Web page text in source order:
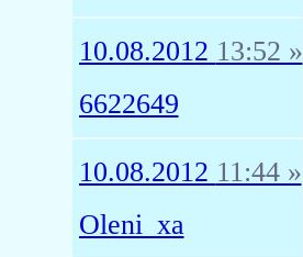
10.08.2012 13:52 »
6622649
10.08.2012 11:44 »
Oleni_xa